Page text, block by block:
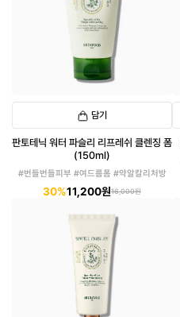
담기
판토테닉 워터 파슬리 리프레쉬 클렌징 폼
(150ml)
#번들번들피부 #여드름폼 #약알칼리처방
30%11,200원16,000원